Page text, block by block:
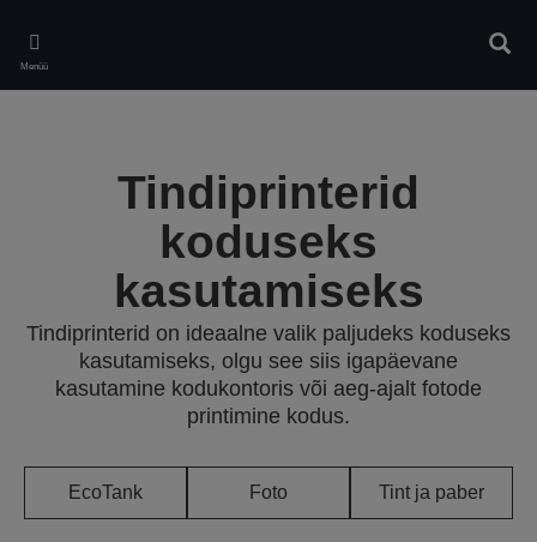
main
content
Menüü
Tindiprinterid
koduseks
kasutamiseks
Tindiprinterid on ideaalne valik paljudeks koduseks
kasutamiseks, olgu see siis igapäevane
kasutamine kodukontoris või aeg-ajalt fotode
printimine kodus.
EcoTank Foto Tint ja paber